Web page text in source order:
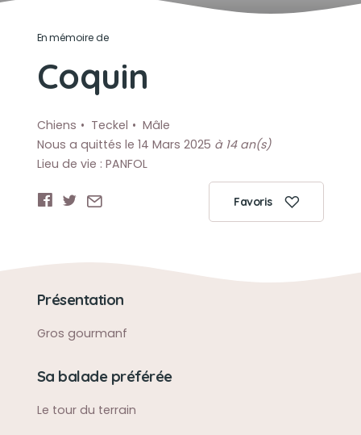
En mémoire de
Coquin
Chiens Teckel
Mâle
Nous a quittés le 14 Mars 2025 à 14 an(s)
Lieu de vie : PANFOL
Favoris
Présentation
Gros gourmanf
Sa balade préférée
Le tour du terrain